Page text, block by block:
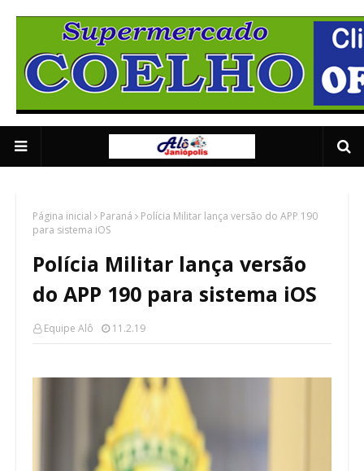
Página inicial Paraná
Polícia Militar lança versão do APP 190
para sistema iOS
Polícia Militar lança versão
do APP 190 para sistema iOS
Equipe Alô 11.2.19